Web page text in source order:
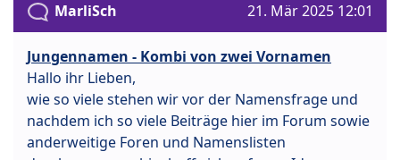
MarliSch 21. Mär 2025 12:01
Jungennamen - Kombi von zwei Vornamen
Hallo ihr Lieben,
wie so viele stehen wir vor der Namensfrage und
nachdem ich so viele Beiträge hier im Forum sowie
anderweitige Foren und Namenslisten